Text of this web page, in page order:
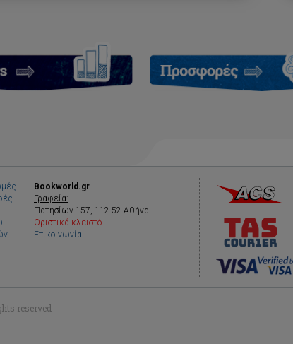
Bookworld.gr
Γραφεία:
Πατησίων 157, 112 52 Αθήνα
Οριστικά κλειστό
Επικοινωνία
reserved